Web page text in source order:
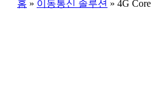
홈 » 이동통신 솔루션 » 4G Core